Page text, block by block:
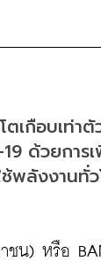
เกือบเท่า
ด้วยกา
พลังงานทั่
น) หรือ